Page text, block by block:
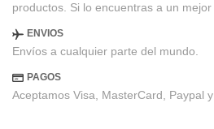
productos. Si lo encuentras a un
ENVIOS
Envíos a cualquier parte del mundo.
PAGOS
Aceptamos Visa, MasterCard, Paypal